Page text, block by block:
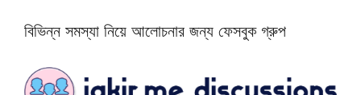
বিভিন্ন সমস্যা নিয়ে আলোচনার জন্য ফেসবুক গ্রুপ